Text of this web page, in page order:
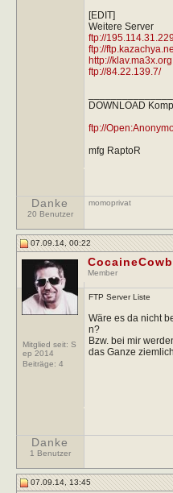
[EDIT]
Weitere Server
ftp://
ftp://
http://klav.ma3x.org
ftp://84.22.139.7/
DOWNLOAD
ftp://Open:
mfg RaptoR
Danke
20 Benutzer
momoprivat
07.09.14, 00:22
Mitglied seit: S
ep 2014
Beiträge: 4
Member
FTP Server Liste
Wäre es da nicht
n?
Bzw. bei mir
das Ganze
Danke
1 Benutzer
07.09.14, 13:45